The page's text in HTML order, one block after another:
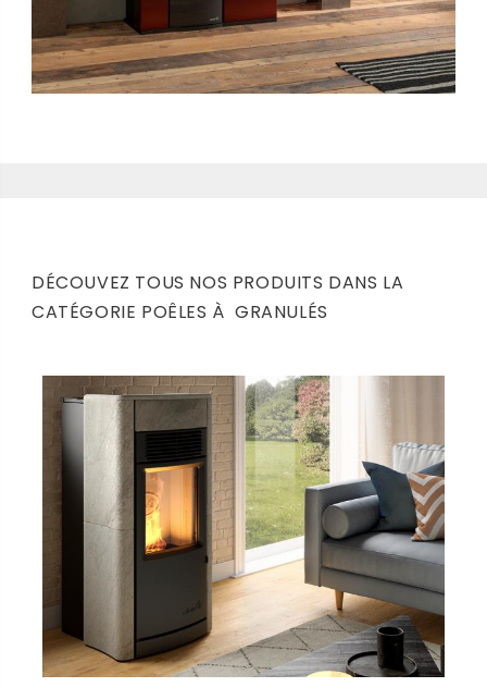
DÉCOUVEZ TOUS NOS PRODUITS DANS LA
CATÉGORIE POÊLES À GRANULÉS